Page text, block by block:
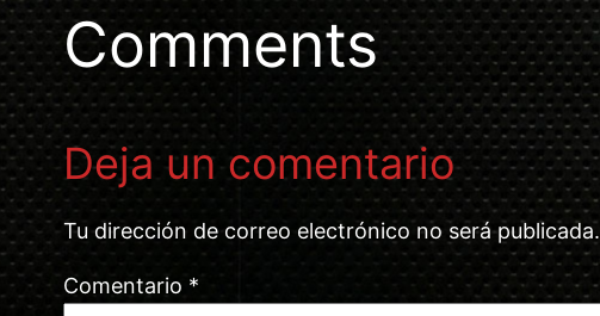
Comments
Deja un comentario
Tu dirección de correo electrónico no será publicada.
Comentario *